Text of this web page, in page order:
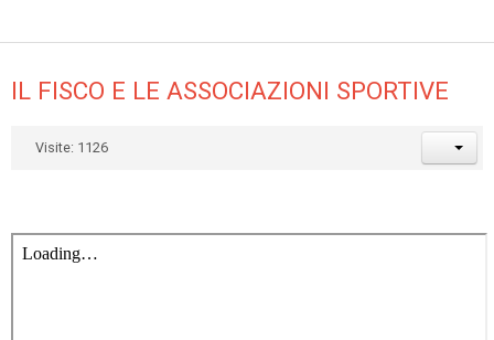
IL FISCO E LE ASSOCIAZIONI SPORTIVE
Visite: 1126